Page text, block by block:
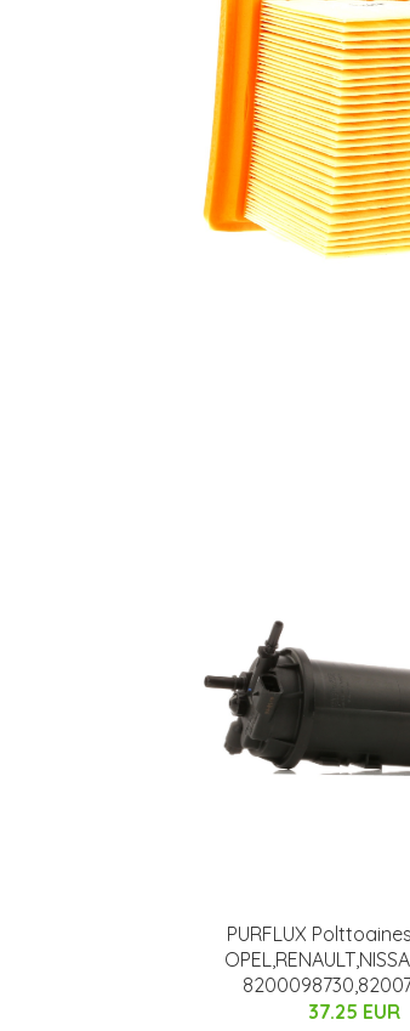
PURFLUX
37.25 EUR